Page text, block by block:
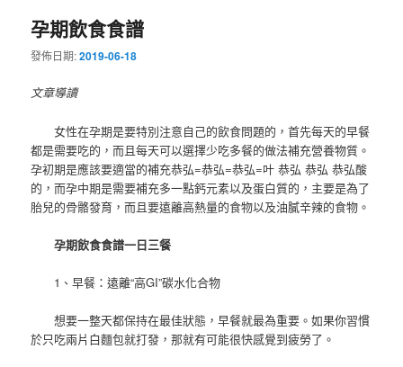
孕期飲食食譜
發佈日期:2019-06-18
文章導讀
女性在孕期是要特別注意自己的飲食問題的，首先每天的早餐
都是需要吃的，而且每天可以選擇少吃多餐的做法補充營養物質。
孕初期是應該要適當的補充恭弘=恭弘=恭弘=叶 恭弘 恭弘 恭弘酸
的，而孕中期是需要補充多一點鈣元素以及蛋白質的，主要是為了
胎兒的骨骼發育，而且要遠離高熱量的食物以及油膩辛辣的食物。
孕期飲食食譜一日三餐
1、早餐：遠離“高GI”碳水化合物
想要一整天都保持在最佳狀態，早餐就最為重要。如果你習慣
於只吃兩片白麵包就打發，那就有可能很快感覺到疲勞了。